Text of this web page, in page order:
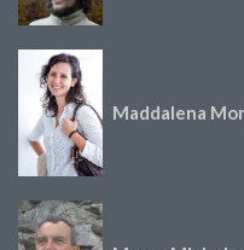
Maddalena